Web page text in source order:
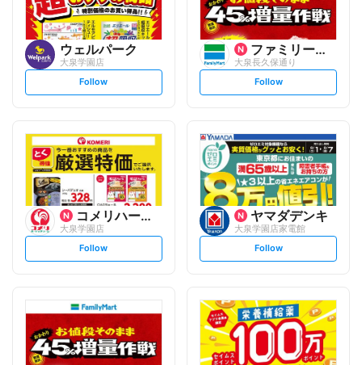
ウェルパーク
大泉学園店
s
t
l
o
w
Follow
ファミリーマート
大泉長久保通り
s
t
l
o
w
Follow
コメリハード&グリーン
大泉学園店
s
t
o
Follow
ヤマダデンキ
大泉学園店家電館
s
t
l
o
w
Follow